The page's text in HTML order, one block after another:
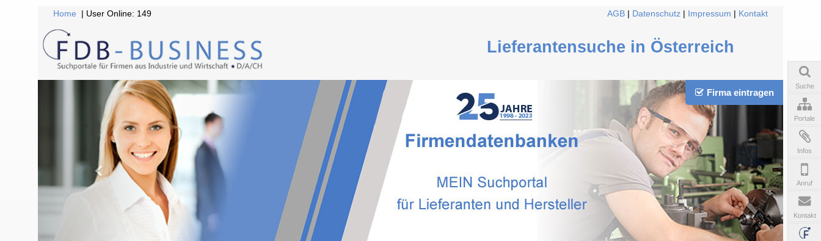
Home | User Online: 149 AGB Datenschutz Impressum Kontakt
Lieferantensuche in Österreich
Firma eintragen
Suche
Portale
Infos
Anruf
Kontakt